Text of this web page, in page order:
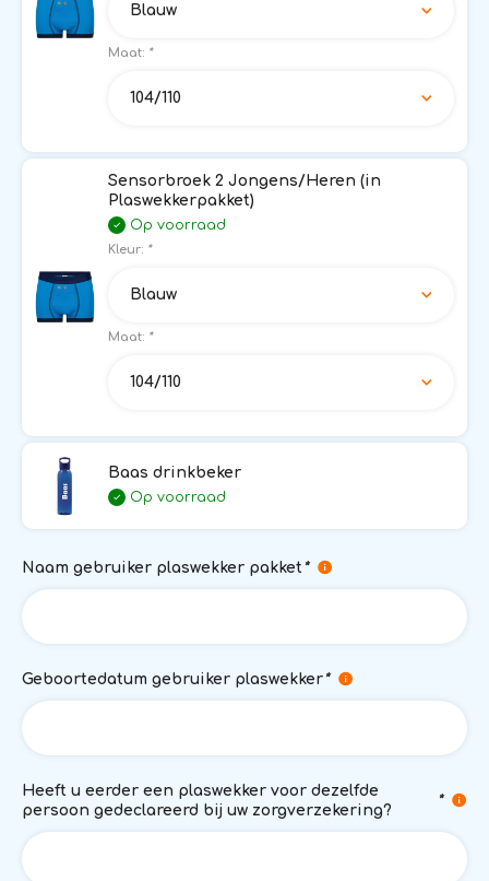
Blauw
Maat: *
104/110
Sensorbroek 2 Jongens/Heren (in
Plaswekkerpakket)
Op voorraad
Kleur: *
Blauw
Maat: *
104/110
Baas drinkbeker
Op voorraad
Naam gebruiker plaswekker pakket *
Geboortedatum gebruiker plaswekker *
Heeft u eerder een plaswekker voor dezelfde
persoon gedeclareerd bij uw zorgverzekering?
*